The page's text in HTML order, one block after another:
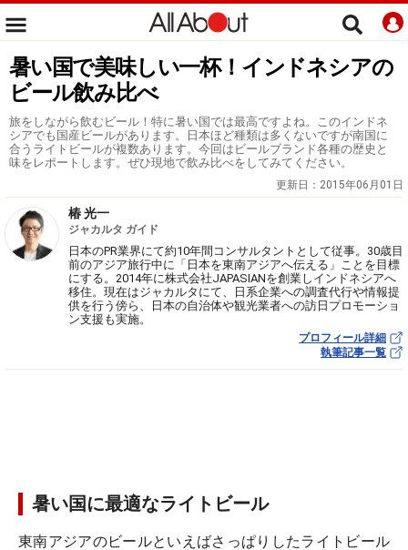
暑い国で美味しい一杯！インドネシアの
ビール飲み比べ
旅をしながら飲むビール！特に暑い国では最高ですよね。このインドネ
シアでも国産ビールがあります。日本ほど種類は多くないですが南国に
合うライトビールが複数あります。今回はビールブランド各種の歴史と
味をレポートします。ぜひ現地で飲み比べをしてみてください。
更新日： 2015年06月01日
椿 光一
ジャカルタ ガイド
日本のPR業界にて約10年間コンサルタントとして従事。30歳目
前のアジア旅行中に「日本を東南アジアへ伝える」ことを目標
にする。2014年に株式会社JAPASIANを創業しインドネシアへ
移住。現在はジャカルタにて、日系企業への調査代行や情報提
供を行う傍ら、日本の自治体や観光業者への訪日プロモーショ
ン支援も実施。
プロフィール詳細
執筆記事一覧
暑い国に最適なライトビール
東南アジアのビールといえばさっぱりしたライトビール